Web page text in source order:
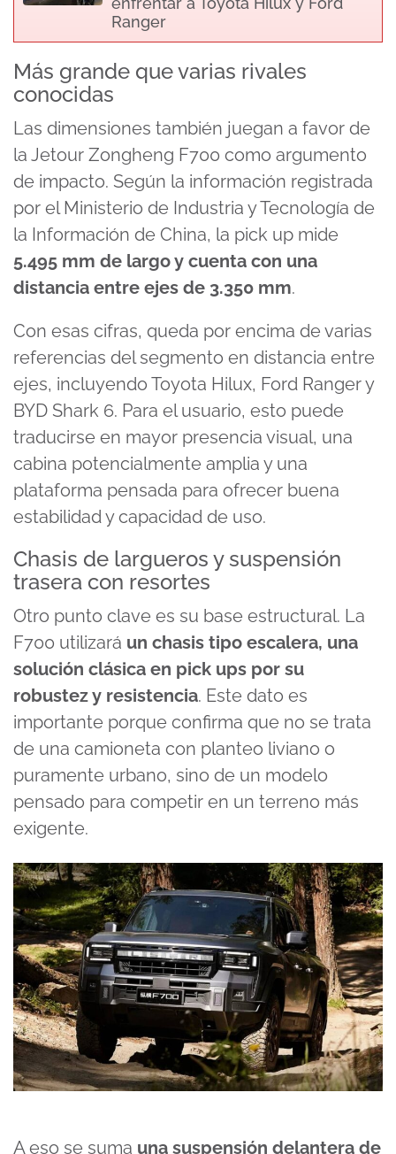
Ranger
Más grande que varias rivales
conocidas
Las dimensiones también juegan a favor de
la Jetour Zongheng F700 como argumento
de impacto. Según la información registrada
por el Ministerio de Industria y Tecnología de
la Información de China, la pick up mide
5.495 mm de largo y cuenta con una
distancia entre ejes de 3.350 mm.
Con esas cifras, queda por encima de varias
referencias del segmento en distancia entre
ejes, incluyendo Toyota Hilux, Ford Ranger y
BYD Shark 6. Para el usuario, esto puede
traducirse en mayor presencia visual, una
cabina potencialmente amplia y una
plataforma pensada para ofrecer buena
estabilidad y capacidad de uso.
Chasis de largueros y suspensión
trasera con resortes
Otro punto clave es su base estructural. La
F700 utilizará un chasis tipo escalera, una
solución clásica en pick ups por su
robustez y resistencia. Este dato es
importante porque confirma que no se trata
de una camioneta con planteo liviano o
puramente urbano, sino de un modelo
pensado para competir en un terreno más
exigente.
A eso se suma una suspensión delantera de